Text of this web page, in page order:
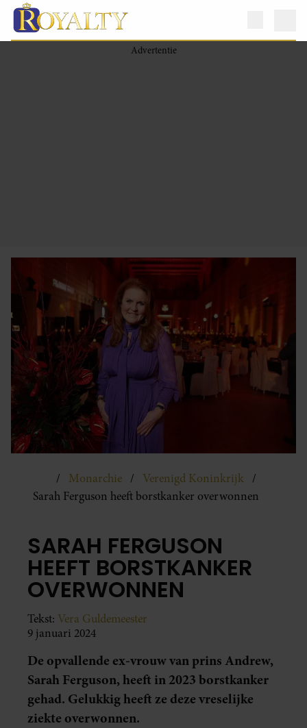
Monarchie
Verenigd Koninkrijk
Sarah Ferguson heeft borstkanker overwonnen
SARAH FERGUSON
HEEFT BORSTKANKER
OVERWONNEN
Tekst: Vera Guldemeester
9 januari 2024
De opvallende ex-vrouw van prins Andrew,
Sarah Ferguson, heeft in 2023 borstkanker
gehad. Gelukkig heeft ze deze vreselijke
ziekte overwonnen.